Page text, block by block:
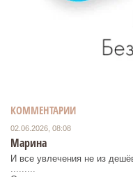
КОММЕНТАРИИ
02.06.2026, 08:08
Марина
И все увлечения не из
.........